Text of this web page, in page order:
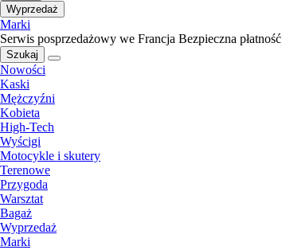
Wyprzedaż
Marki
Serwis posprzedażowy we Francja Bezpieczna płatność
Szukaj
Nowości
Kaski
Mężczyźni
Kobieta
High-Tech
Wyścigi
Motocykle i skutery
Terenowe
Przygoda
Warsztat
Bagaż
Wyprzedaż
Marki